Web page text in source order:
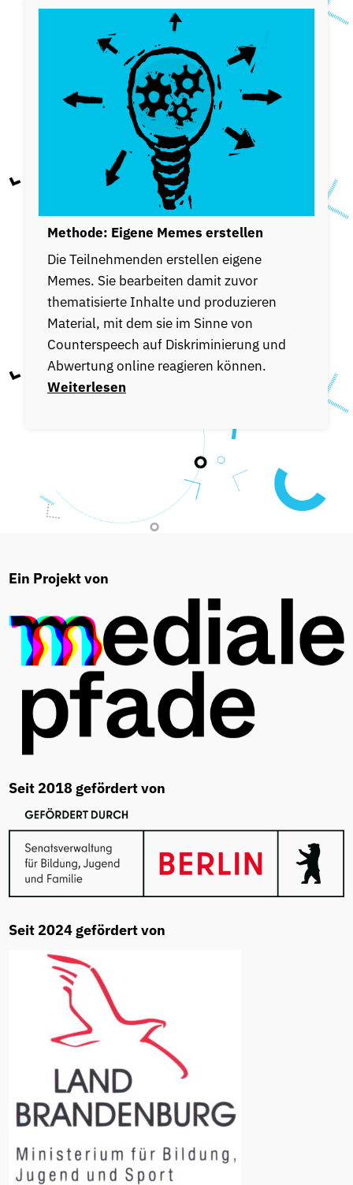
Methode: Eigene Memes erstellen
Die Teilnehmenden erstellen eigene
Memes. Sie bearbeiten damit zuvor
thematisierte Inhalte und produzieren
Material, mit dem sie im Sinne von
Counterspeech auf Diskriminierung und
Abwertung online reagieren können.
Weiterlesen
Ein Projekt von
Seit 2018 gefördert von
Seit 2024 gefördert von